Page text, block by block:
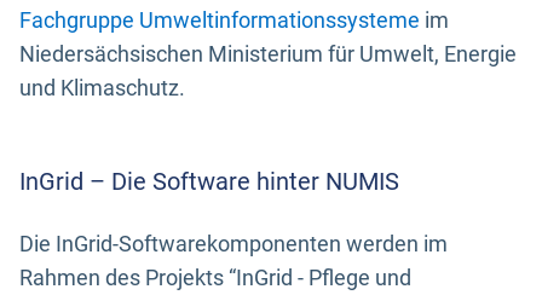
Fachgruppe Umweltinformationssysteme im
Niedersächsischen Ministerium für Umwelt, Energie
und Klimaschutz.
InGrid – Die Software hinter NUMIS
Die InGrid-Softwarekomponenten werden im
Rahmen des Projekts “InGrid - Pflege und